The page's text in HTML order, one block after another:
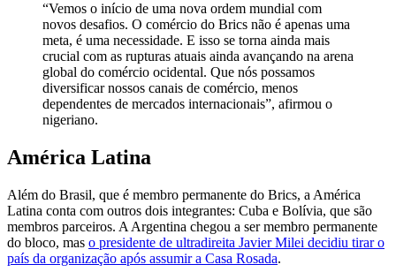
“Vemos o início de uma nova ordem mundial com
novos desafios. O comércio do Brics não é apenas uma
meta, é uma necessidade. E isso se torna ainda mais
crucial com as rupturas atuais ainda avançando na arena
global do comércio ocidental. Que nós possamos
diversificar nossos canais de comércio, menos
dependentes de mercados internacionais”, afirmou o
nigeriano.
América Latina
Além do Brasil, que é membro permanente do Brics, a América
Latina conta com outros dois integrantes: Cuba e Bolívia, que são
membros parceiros. A Argentina chegou a ser membro permanente
do bloco, mas o presidente de ultradireita Javier Milei decidiu tirar o
país da organização após assumir a Casa Rosada.